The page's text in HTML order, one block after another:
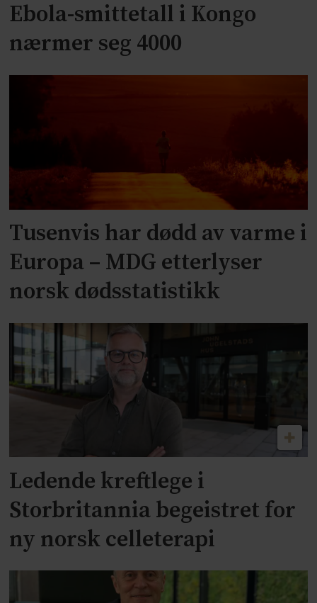
Ebola-smittetall i Kongo
nærmer seg 4000
Tusenvis har dødd av varme i
Europa – MDG etterlyser
norsk dødsstatistikk
Ledende kreftlege i
Storbritannia begeistret for
ny norsk celleterapi